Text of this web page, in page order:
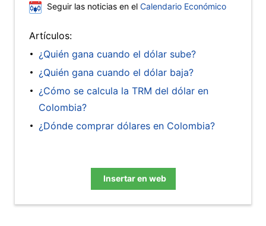
Seguir las noticias en el Calendario Económico
Artículos:
¿Quién gana cuando el dólar sube?
¿Quién gana cuando el dólar baja?
¿Cómo se calcula la TRM del dólar en
Colombia?
¿Dónde comprar dólares en Colombia?
Insertar en web